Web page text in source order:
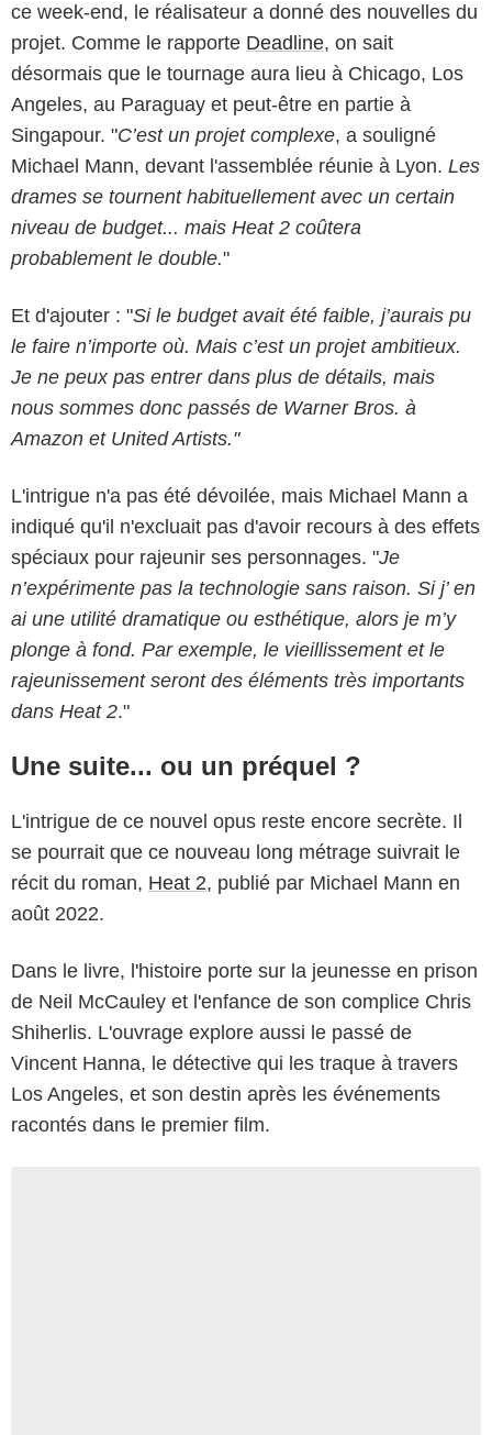
ce week-end, le réalisateur a donné des nouvelles du
projet. Comme le rapporte Deadline, on sait
désormais que le tournage aura lieu à Chicago, Los
Angeles, au Paraguay et peut-être en partie à
Singapour. "C’est un projet complexe, a souligné
Michael Mann, devant l'assemblée réunie à Lyon. Les
drames se tournent habituellement avec un certain
niveau de budget... mais Heat 2 coûtera
probablement le double."
Et d'ajouter : "Si le budget avait été faible, j’aurais pu
le faire n’importe où. Mais c’est un projet ambitieux.
Je ne peux pas entrer dans plus de détails, mais
nous sommes donc passés de Warner Bros. à
Amazon et United Artists."
L'intrigue n'a pas été dévoilée, mais Michael Mann a
indiqué qu'il n'excluait pas d'avoir recours à des effets
spéciaux pour rajeunir ses personnages. "Je
n’expérimente pas la technologie sans raison. Si j’ en
ai une utilité dramatique ou esthétique, alors je m’y
plonge à fond. Par exemple, le vieillissement et le
rajeunissement seront des éléments très importants
dans Heat 2."
Une suite... ou un préquel ?
L'intrigue de ce nouvel opus reste encore secrète. Il
se pourrait que ce nouveau long métrage suivrait le
récit du roman, Heat 2, publié par Michael Mann en
août 2022.
Dans le livre, l'histoire porte sur la jeunesse en prison
de Neil McCauley et l'enfance de son complice Chris
Shiherlis. L'ouvrage explore aussi le passé de
Vincent Hanna, le détective qui les traque à travers
Los Angeles, et son destin après les événements
racontés dans le premier film.